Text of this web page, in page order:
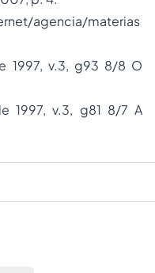
agencia/materias
1997, v.3, g93 8/8 O
1997, v.3, g81 8/7 A